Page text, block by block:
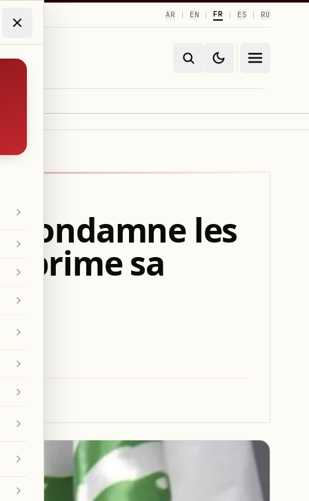
AR | EN | FR | ES | RU
condamne les
sa